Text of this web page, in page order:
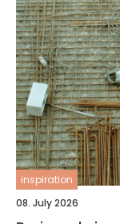
inspiration
08. July 2026